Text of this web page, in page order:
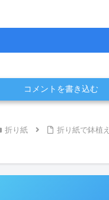
コメントを書き込む
折り紙 折り紙で鉢植え